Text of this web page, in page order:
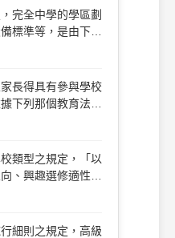
完全中學的學區劃
標準等，是由下列
長得具有參與學校
下列那個教育法規
類型之規定，「以
、興趣選修適性課
校？ (A)普通
細則之規定，高級